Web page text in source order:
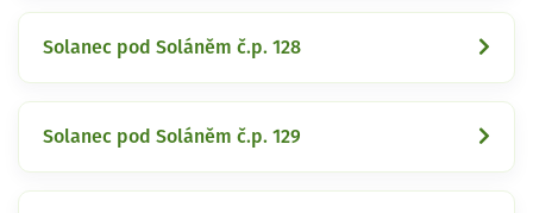
Solanec pod Soláněm č.p. 128
Solanec pod Soláněm č.p. 129